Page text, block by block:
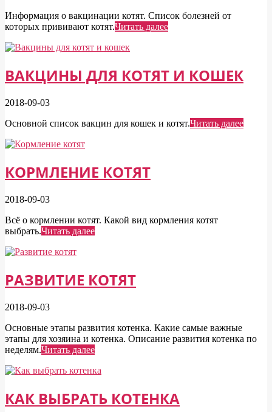
Информация о вакцинации котят. Список болезней от
которых прививают котят.Читать далее
ВАКЦИНЫ ДЛЯ КОТЯТ И КОШЕК
2018-09-03
Основной список вакцин для кошек и котят.Читать далее
КОРМЛЕНИЕ КОТЯТ
2018-09-03
Всё о кормлении котят. Какой вид кормления котят
выбрать.Читать далее
РАЗВИТИЕ КОТЯТ
2018-09-03
Основные этапы развития котенка. Какие самые важные
этапы для хозяина и котенка. Описание развития котенка по
неделям.Читать далее
КАК ВЫБРАТЬ КОТЕНКА